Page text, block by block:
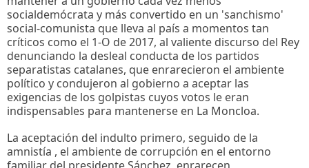
socialdemócrata y más convertido en un 'sanchismo'
social-comunista que lleva al país a momentos tan
críticos como el 1-O de 2017, al valiente discurso del Rey
denunciando la desleal conducta de los partidos
separatistas catalanes, que enrarecieron el ambiente
político y condujeron al gobierno a aceptar las
exigencias de los golpistas cuyos votos le eran
indispensables para mantenerse en La Moncloa.
La aceptación del indulto primero, seguido de la
amnistía , el ambiente de corrupción en el entorno